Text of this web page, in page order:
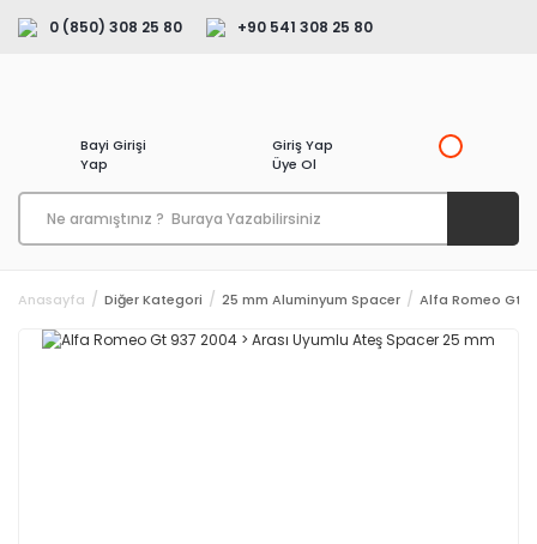
0 (850) 308 25 80 +90 541 308 25 80
Bayi Girişi
Yap
Giriş Yap
Üye Ol
Anasayfa Diğer Kategori 25 mm Aluminyum Spacer Alfa Romeo Gt